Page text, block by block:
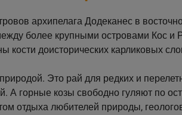
архипелага Додеканес в
более крупными островами Кос и
доисторических карликовых
Это рай для редких и
А горные козы свободно гуляют по
отдыха любителей природы,